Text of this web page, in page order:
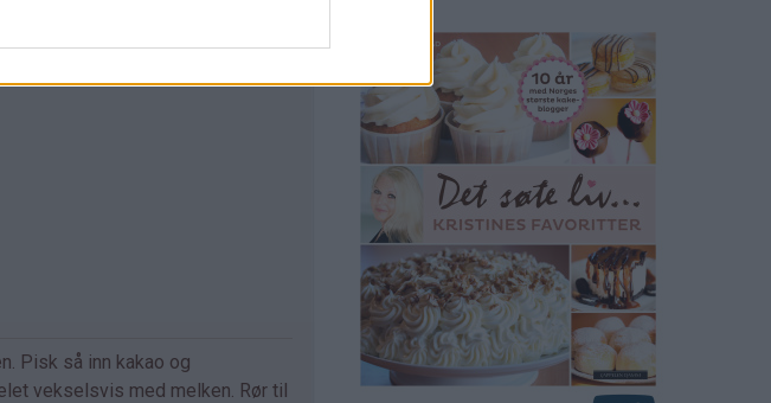
Pisk så inn kakao og
vekselsvis med melken. Rør til